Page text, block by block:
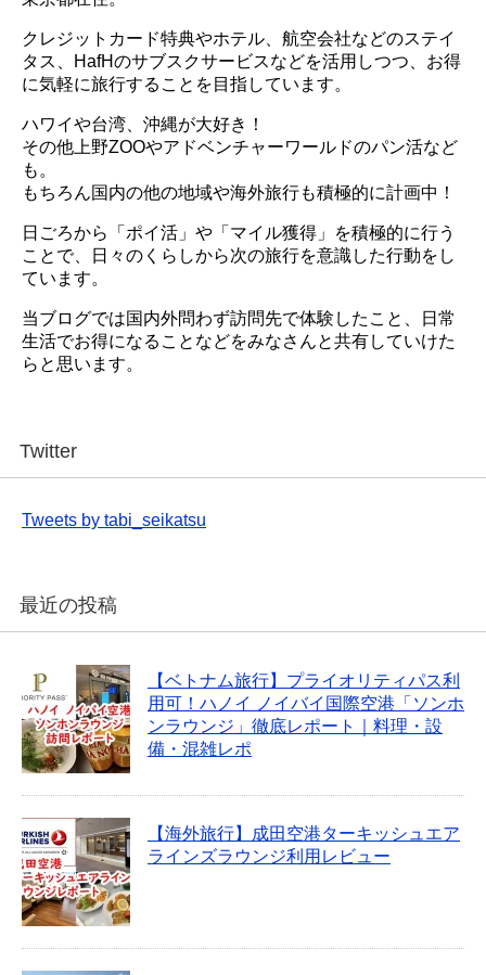
クレジットカード特典やホテル、航空会社などのステイ
タス、HafHのサブスクサービスなどを活用しつつ、お得
に気軽に旅行することを目指しています。
ハワイや台湾、沖縄が大好き！
その他上野ZOOやアドベンチャーワールドのパン活など
も。
もちろん国内の他の地域や海外旅行も積極的に計画中！
日ごろから「ポイ活」や「マイル獲得」を積極的に行う
ことで、日々のくらしから次の旅行を意識した行動をし
ています。
当ブログでは国内外問わず訪問先で体験したこと、日常
生活でお得になることなどをみなさんと共有していけた
らと思います。
Twitter
Tweets by tabi_seikatsu
最近の投稿
【ベトナム旅行】プライオリティパス利
用可！ハノイ ノイバイ国際空港「ソンホ
ンラウンジ」徹底レポート｜料理・設
備・混雑レポ
【海外旅行】成田空港ターキッシュエア
ラインズラウンジ利用レビュー